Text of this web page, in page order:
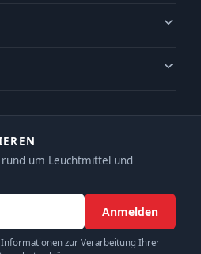
um Leuchtmittel und
Anmelden
zur Verarbeitung Ihrer